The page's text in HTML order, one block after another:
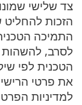
הזכות
לסרב,
הטכנית לפי
את פרטי
למדיניות